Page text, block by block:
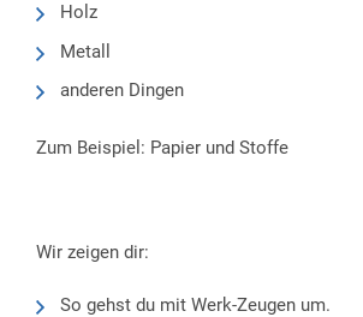
Holz
Metall
anderen Dingen
Zum Beispiel: Papier und Stoffe
Wir zeigen dir:
So gehst du mit Werk-Zeugen um.